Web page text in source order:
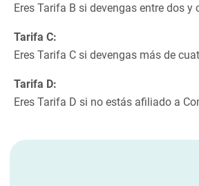
Eres Tarifa B si devengas entre dos y
Tarifa C:
Eres Tarifa C si devengas más de
Tarifa D:
Eres Tarifa D si no estás afiliado a